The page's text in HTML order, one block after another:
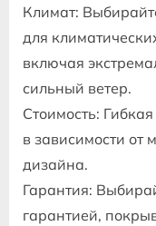
Климат:
для
включая
сильный ветер.
Стоимость:
в зависимости от
дизайна.
Гарантия:
гарантией,